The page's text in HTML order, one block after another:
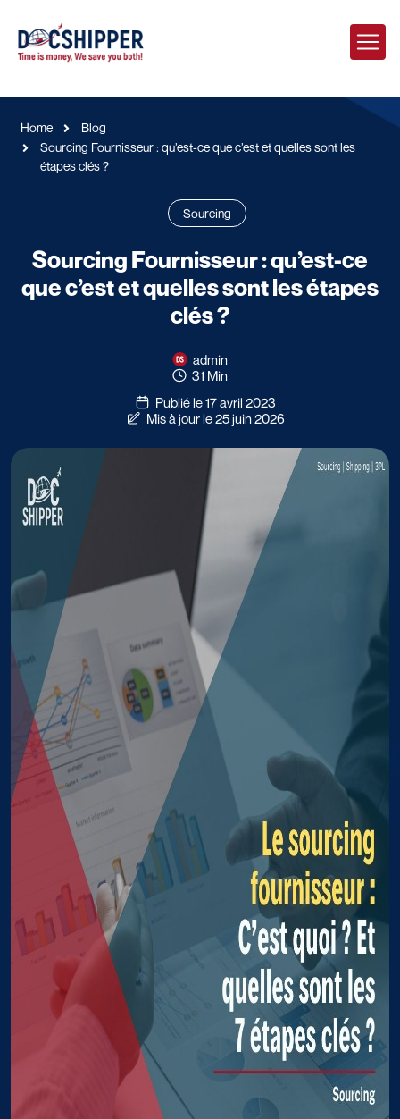
Home
Blog
Sourcing Fournisseur : qu’est-ce que c’est et quelles sont les
étapes clés ?
Sourcing
Sourcing Fournisseur : qu’est-ce
que c’est et quelles sont les étapes
clés ?
admin
31 Min
Publié le 17 avril 2023
Mis à jour le 25 juin 2026